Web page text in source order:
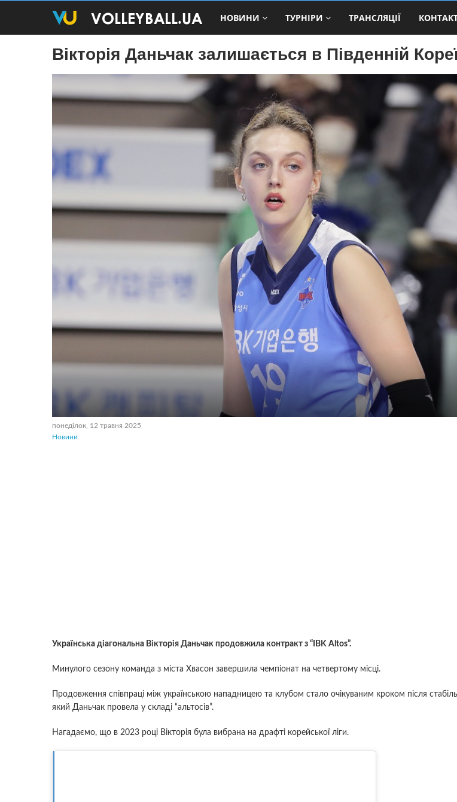
НОВИНИ ТУРНІРИ ТРАНСЛЯЦІЇ
Вікторія Даньчак залишається в Південній
понеділок, 12 травня 2025
Новини
Українська діагональна Вікторія Даньчак продовжила контракт з “IBK Altos”.
Минулого сезону команда з міста Хвасон завершила чемпіонат на четвертому місці.
Продовження співпраці між українською нападницею та клубом стало очікуваним кроком після
який Даньчак провела у складі “альтосів”.
Нагадаємо, що в 2023 році Вікторія була вибрана на драфті корейської ліги.